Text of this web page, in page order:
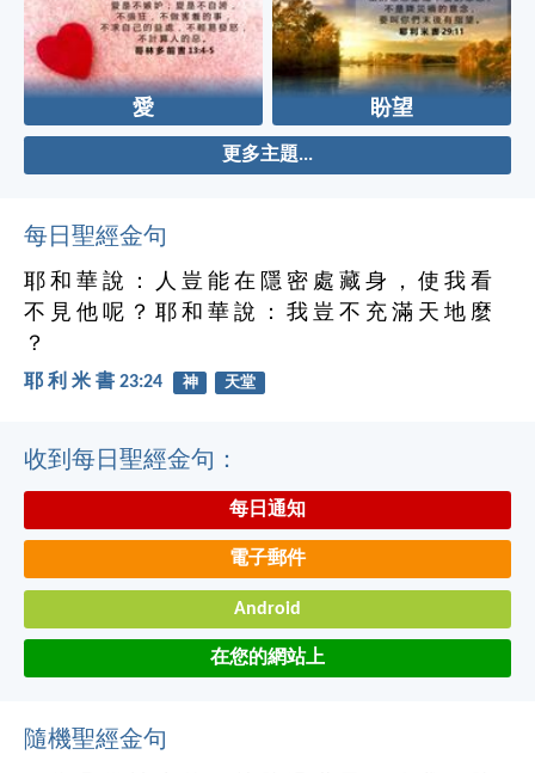
愛 盼望
更多主題...
每日聖經金句
耶 和 華 說 ： 人 豈 能 在 隱 密 處 藏 身 ， 使 我 看
不 見 他 呢 ？ 耶 和 華 說 ： 我 豈 不 充 滿 天 地 麼
？
耶 利 米 書 23:24 神 天堂
收到每日聖經金句：
每日通知
電子郵件
Android
在您的網站上
隨機聖經金句